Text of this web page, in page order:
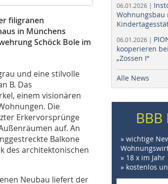
filigranen
in Münchens
Schöck Bole im
und eine stilvolle
B. Das
einem visionären
Die
Erkervorsprünge
auf. An
Balkone
des architektonischen
Neubau liefert der
06.01.2026 |
Wohnungsbau
06.01.2026 |
kooperieren
„Zossen I“
Alle News
» wichtige
» 18 x im Jahr
» kostenlos